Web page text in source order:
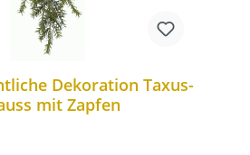
Dekoration Taxus-
mit Zapfen